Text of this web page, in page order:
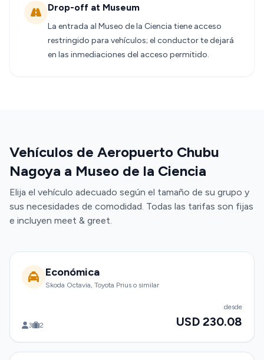
Drop-off at Museum
La entrada al Museo de la Ciencia tiene acceso
restringido para vehículos; el conductor te dejará
en las inmediaciones del acceso permitido.
Vehículos de Aeropuerto Chubu
Nagoya a Museo de la Ciencia
Elija el vehículo adecuado según el tamaño de su grupo y
sus necesidades de comodidad. Todas las tarifas son fijas
e incluyen meet & greet.
Económica
Skoda Octavia, Toyota Prius o similar
3 2
desde
USD 230.08